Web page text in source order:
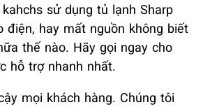
sử dụng tủ lạnh Sharp
điện, hay mất nguồn không biết
thế nào. Hãy gọi ngay cho
hỗ trợ nhanh nhất.
mọi khách hàng. Chúng tôi